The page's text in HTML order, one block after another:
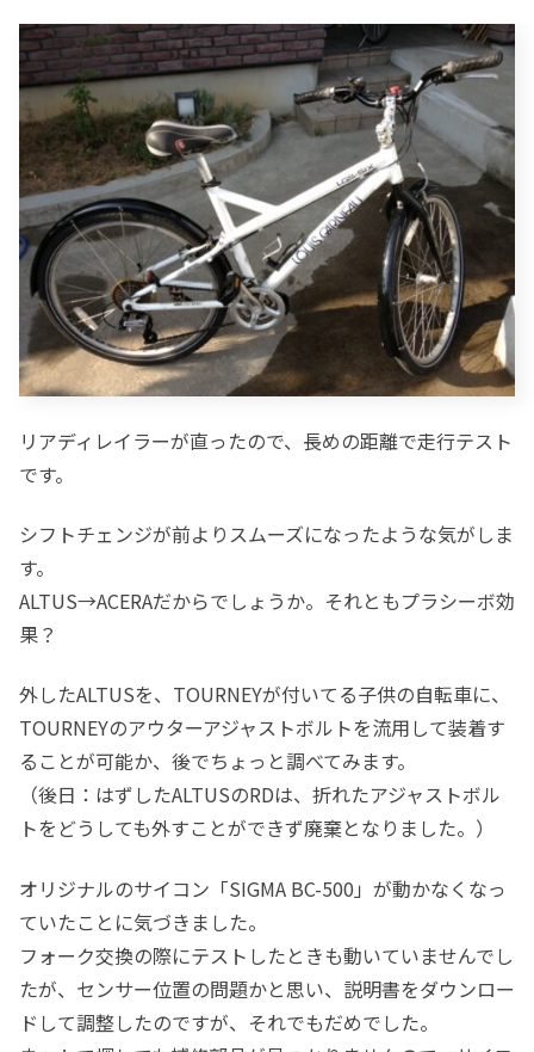
リアディレイラーが直ったので、長めの距離で走行テスト
です。
シフトチェンジが前よりスムーズになったような気がしま
す。
ALTUS→ACERAだからでしょうか。それともプラシーボ効
果？
外したALTUSを、TOURNEYが付いてる子供の自転車に、
TOURNEYのアウターアジャストボルトを流用して装着す
ることが可能か、後でちょっと調べてみます。
（後日：はずしたALTUSのRDは、折れたアジャストボル
トをどうしても外すことができず廃棄となりました。）
オリジナルのサイコン「SIGMA BC-500」が動かなくなっ
ていたことに気づきました。
フォーク交換の際にテストしたときも動いていませんでし
たが、センサー位置の問題かと思い、説明書をダウンロー
ドして調整したのですが、それでもだめでした。